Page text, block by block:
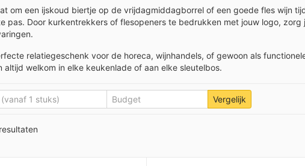
om een ijskoud biertje op de vrijdagmiddagborrel of een goede fles wijn
pas. Door kurkentrekkers of flesopeners te bedrukken met jouw logo,
relatiegeschenk voor de horeca, wijnhandels, of gewoon als
altijd welkom in elke keukenlade of aan elke sleutelbos.
Vergelijk